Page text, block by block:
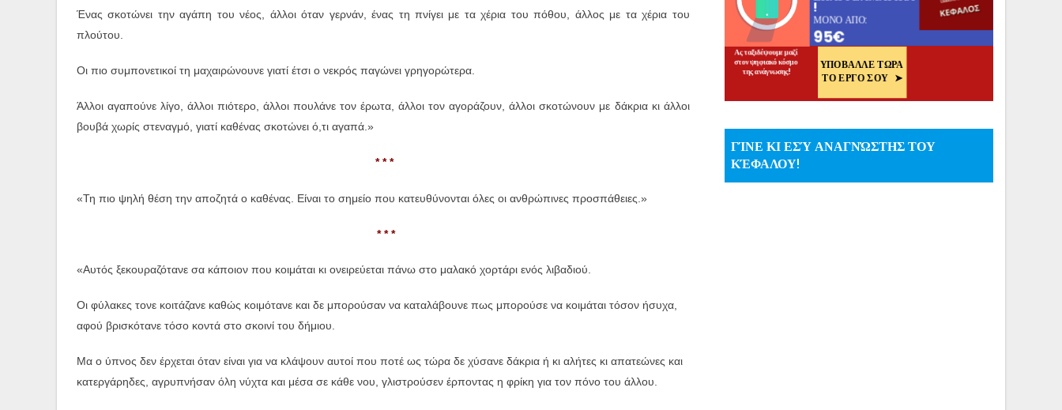
Ένας σκοτώνει την αγάπη του νέος, άλλοι όταν γερνάν, ένας τη πνίγει με τα χέρια του πόθου, άλλος με τα χέρια του
πλούτου.
Οι πιο συμπονετικοί τη μαχαιρώνουνε γιατί έτσι ο νεκρός παγώνει γρηγορώτερα.
Άλλοι αγαπούνε λίγο, άλλοι πιότερο, άλλοι πουλάνε τον έρωτα, άλλοι τον αγοράζουν, άλλοι σκοτώνουν με δάκρια κι άλλοι
βουβά χωρίς στεναγμό, γιατί καθένας σκοτώνει ό,τι αγαπά.»
* * *
«Τη πιο ψηλή θέση την αποζητά ο καθένας. Είναι το σημείο που κατευθύνονται όλες οι ανθρώπινες προσπάθειες.»
* * *
«Αυτός ξεκουραζότανε σα κάποιον που κοιμάται κι ονειρεύεται πάνω στο μαλακό χορτάρι ενός λιβαδιού.
Οι φύλακες τονε κοιτάζανε καθώς κοιμότανε και δε μπορούσαν να καταλάβουνε πως μπορούσε να κοιμάται τόσον ήσυχα,
αφού βρισκότανε τόσο κοντά στο σκοινί του δήμιου.
Μα ο ύπνος δεν έρχεται όταν είναι για να κλάψουν αυτοί που ποτέ ως τώρα δε χύσανε δάκρια ή κι αλήτες κι απατεώνες και
κατεργάρηδες, αγρυπνήσαν όλη νύχτα και μέσα σε κάθε νου, γλιστρούσεν έρποντας η φρίκη για τον πόνο του άλλου.
ΓΊΝΕ ΚΙ ΕΣΎ ΑΝΑΓΝΏΣΤΗΣ ΤΟΥ
ΚΈΦΑΛΟΥ!